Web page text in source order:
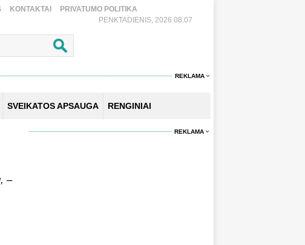
KONTAKTAI
PRIVATUMO POLITIKA
PENKTADIENIS, 2026.08.07
REKLAMA
SVEIKATOS APSAUGA RENGINIAI
–
REKLAMA